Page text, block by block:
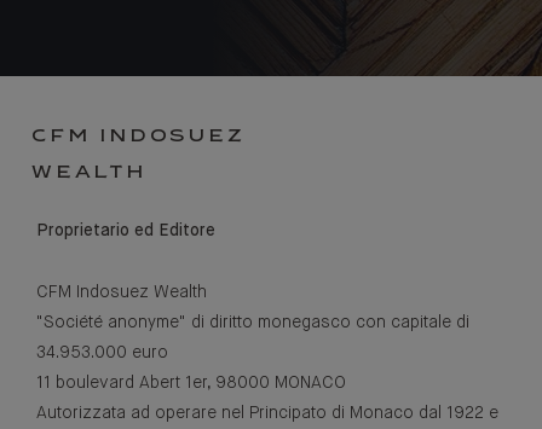
CFM INDOSUEZ
WEALTH
Proprietario ed Editore
CFM Indosuez Wealth
"Société anonyme" di diritto monegasco con capitale di
34.953.000 euro
11 boulevard Abert 1er, 98000 MONACO
Autorizzata ad operare nel Principato di Monaco dal 1922 e